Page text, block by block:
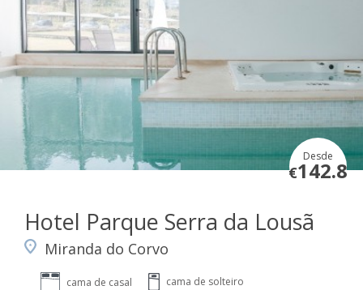
Desde
€142.8
Hotel Parque Serra da Lousã
Miranda do Corvo
cama de casal cama de solteiro